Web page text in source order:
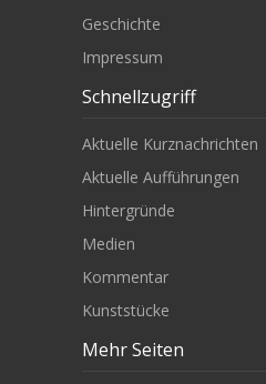
Geschichte
Impressum
Schnellzugriff
Aktuelle Kurznachrichten
Aktuelle Aufführungen
Hintergründe
Medien
Kommentar
Kunststücke
Mehr Seiten